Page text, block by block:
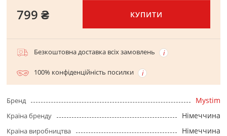
799 ₴ КУПИТИ
Безкоштовна доставка всіх замовлень
100% конфіденційність посилки
Бренд Mystim
Країна бренду Німеччина
Країна виробництва Німеччина